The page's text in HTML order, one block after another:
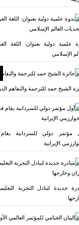
علمية دولية بعنوان: اللغة
الإسلامي
الشيخ حمد للترجمة والتفاهم
مؤتمر دولي للسردانية
الإيرانية
جديدة لتبادل التجربة